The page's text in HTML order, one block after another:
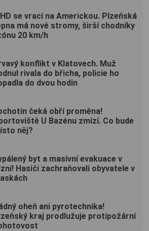
se vrací na Americkou. Plzeňská
má nové stromy, širší chodníky
20 km/h
konflikt v Klatovech. Muž
rivala do břicha, policie ho
do dvou hodin
čeká obří proměna!
U Bazénu zmizí. Co bude
něj?
byt a masivní evakuace v
Hasiči zachraňovali obyvatele v
oheň ani pyrotechnika!
kraj prodlužuje protipožární